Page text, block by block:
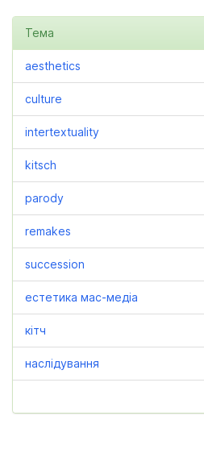
Тема
aesthetics
culture
intertextuality
kitsch
parody
remakes
succession
естетика мас-медіа
кітч
наслідування